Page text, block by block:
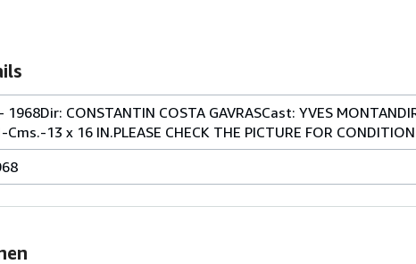
1968Dir: CONSTANTIN COSTA GAVRASCast: YVES
Cms.-13 x 16 IN.PLEASE CHECK THE PICTURE FOR CONDITION